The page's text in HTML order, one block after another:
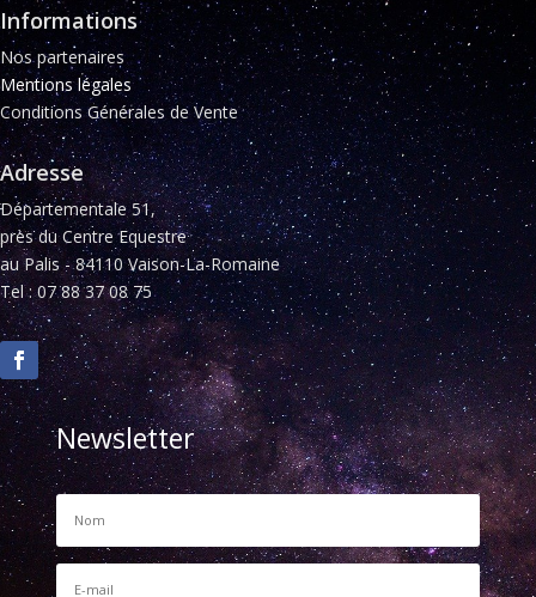
Informations
Nos partenaires
Mentions légales
Conditions Générales de Vente
Adresse
Départementale 51,
près du Centre Equestre
au Palis - 84110 Vaison-La-Romaine
Tel : 07 88 37 08 75
Newsletter